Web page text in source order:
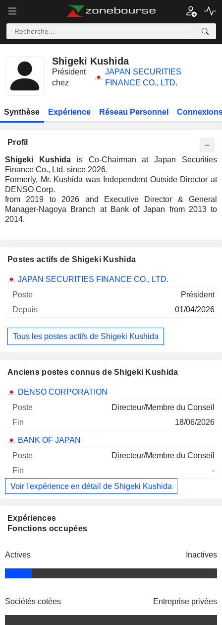
Shigeki Kushida
Président
chez
JAPAN SECURITIES
FINANCE CO., LTD.
Synthèse Expérience Réseau Personnel
Profil
Shigeki Kushidais Co-Chairman at Japan Securities
Finance Co., Ltd. since 2026.
Formerly, Mr. Kushida was Independent Outside Director at
DENSO Corp.
from 2019 to 2026 and Executive Director & General
Manager-Nagoya Branch at Bank of Japan from 2013 to
2014.
Postes actifs de Shigeki Kushida
Sociétés Poste Début
JAPAN SECURITIES FINANCE CO., LTD.
Président
01/04/2026
Tous les postes actifs de Shigeki Kushida
Anciens postes connus de Shigeki Kushida
Sociétés Poste Fin
DENSO CORPORATION
Directeur/Membre du Conseil
18/06/2026
BANK OF JAPAN
Directeur/Membre du Conseil
-
Voir l'expérience en détail de Shigeki Kushida
Expériences
Fonctions occupées
Actives Inactives
Sociétés cotées Entreprise privées